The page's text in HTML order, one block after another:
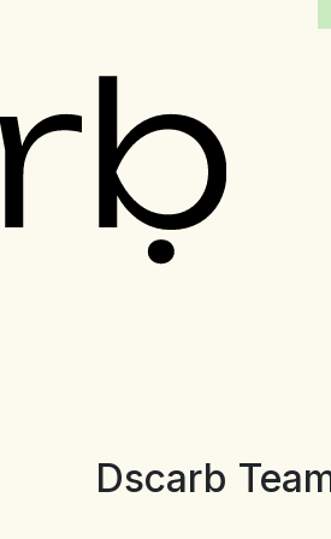
Dscarb